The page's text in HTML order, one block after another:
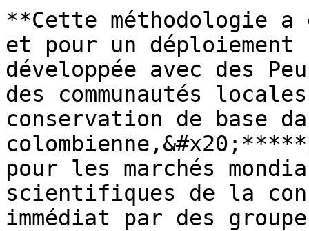
**Cette méthodologie
et pour un
développée avec des
des communautés
conservation de base
pour les marchés
scientifiques de la
immédiat par des